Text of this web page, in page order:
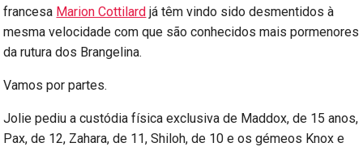
francesa Marion Cottilard já têm vindo sido desmentidos à
mesma velocidade com que são conhecidos mais pormenores
da rutura dos Brangelina.
Vamos por partes.
Jolie pediu a custódia física exclusiva de Maddox, de 15 anos,
Pax, de 12, Zahara, de 11, Shiloh, de 10 e os gémeos Knox e